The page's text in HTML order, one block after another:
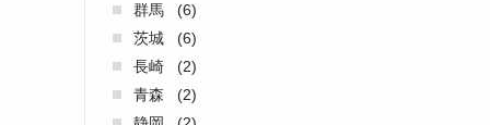
群馬
(6)
茨城
(6)
長崎
(2)
青森
(2)